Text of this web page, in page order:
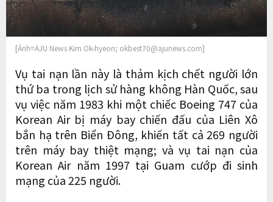
[Ảnh=AJU News Kim Ok-hyeon; okbest70@ajunews.com]
​​​​​Vụ tai nạn lần này là thảm kịch chết người lớn
thứ ba trong lịch sử hàng không Hàn Quốc, sau
vụ việc năm 1983 khi một chiếc Boeing 747 của
Korean Air bị máy bay chiến đấu của Liên Xô
bắn hạ trên Biển Đông, khiến tất cả 269 người
trên máy bay thiệt mạng; và vụ tai nạn của
Korean Air năm 1997 tại Guam cướp đi sinh
mạng của 225 người.